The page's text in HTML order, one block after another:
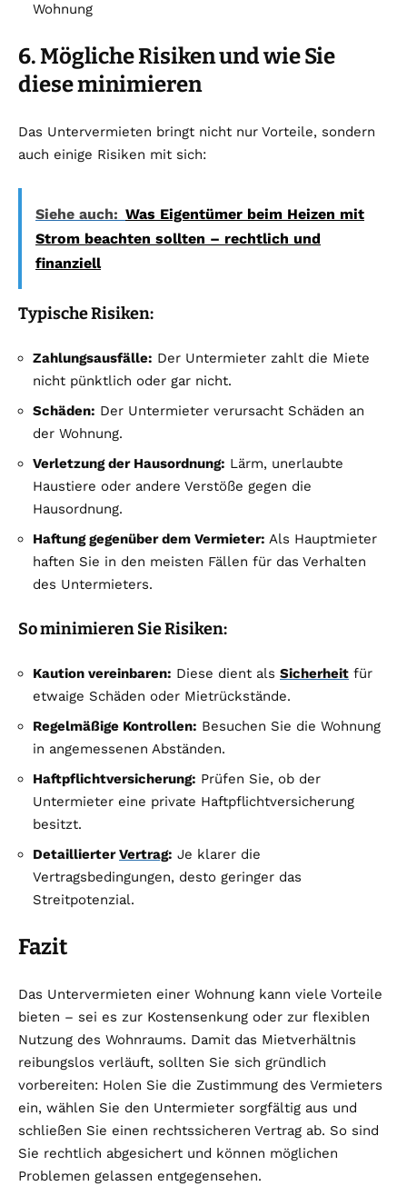
Wohnung
6. Mögliche Risiken und wie Sie
diese minimieren
Das Untervermieten bringt nicht nur Vorteile, sondern
auch einige Risiken mit sich:
Siehe auch: Was Eigentümer beim Heizen mit
Strom beachten sollten – rechtlich und
finanziell
Typische Risiken:
Zahlungsausfälle: Der Untermieter zahlt die Miete
nicht pünktlich oder gar nicht.
Schäden: Der Untermieter verursacht Schäden an
der Wohnung.
Verletzung der Hausordnung: Lärm, unerlaubte
Haustiere oder andere Verstöße gegen die
Hausordnung.
Haftung gegenüber dem Vermieter: Als Hauptmieter
haften Sie in den meisten Fällen für das Verhalten
des Untermieters.
So minimieren Sie Risiken:
Kaution vereinbaren: Diese dient als Sicherheit für
etwaige Schäden oder Mietrückstände.
Regelmäßige Kontrollen: Besuchen Sie die Wohnung
in angemessenen Abständen.
Haftpflichtversicherung: Prüfen Sie, ob der
Untermieter eine private Haftpflichtversicherung
besitzt.
DetaillierterVertrag: Je klarer die
Vertragsbedingungen, desto geringer das
Streitpotenzial.
Fazit
Das Untervermieten einer Wohnung kann viele Vorteile
bieten – sei es zur Kostensenkung oder zur flexiblen
Nutzung des Wohnraums. Damit das Mietverhältnis
reibungslos verläuft, sollten Sie sich gründlich
vorbereiten: Holen Sie die Zustimmung des Vermieters
ein, wählen Sie den Untermieter sorgfältig aus und
schließen Sie einen rechtssicheren Vertrag ab. So sind
Sie rechtlich abgesichert und können möglichen
Problemen gelassen entgegensehen.